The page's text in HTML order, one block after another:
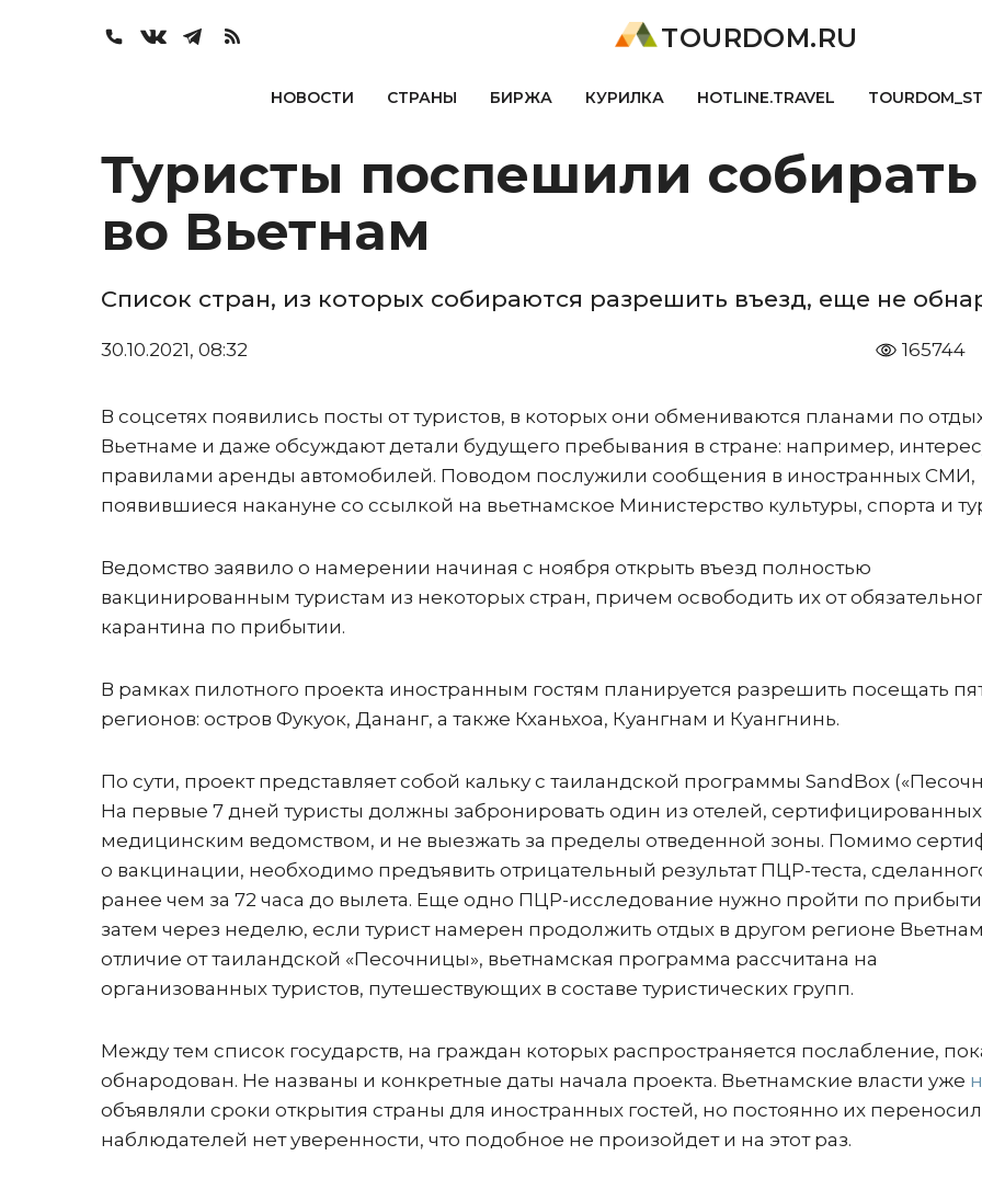
TOURDOM.RU
НОВОСТИ СТРАНЫ БИРЖА КУРИЛКА HOTLINE.TRAVEL
Туристы поспешили
во Вьетнам
Список стран, из которых собираются разрешить въезд, еще не
30.10.2021, 08:32 165744
В соцсетях появились посты от туристов, в которых они обмениваются планами по
Вьетнаме и даже обсуждают детали будущего пребывания в стране: например,
правилами аренды автомобилей. Поводом послужили сообщения в иностранных СМИ,
появившиеся накануне со ссылкой на вьетнамское Министерство культуры, спорта и
Ведомство заявило о намерении начиная с ноября открыть въезд полностью
вакцинированным туристам из некоторых стран, причем освободить их от
карантина по прибытии.
В рамках пилотного проекта иностранным гостям планируется разрешить посещать
регионов: остров Фукуок, Дананг, а также Кханьхоа, Куангнам и Куангнинь.
По сути, проект представляет собой кальку с таиландской программы SandBox
На первые 7 дней туристы должны забронировать один из отелей, сертифицированных
медицинским ведомством, и не выезжать за пределы отведенной зоны. Помимо
о вакцинации, необходимо предъявить отрицательный результат ПЦР-теста,
ранее чем за 72 часа до вылета. Еще одно ПЦР-исследование нужно пройти по
затем через неделю, если турист намерен продолжить отдых в другом регионе
отличие от таиландской «Песочницы», вьетнамская программа рассчитана на
организованных туристов, путешествующих в составе туристических групп.
Между тем список государств, на граждан которых распространяется послабление,
обнародован. Не названы и конкретные даты начала проекта. Вьетнамские власти уже
объявляли сроки открытия страны для иностранных гостей, но постоянно их
наблюдателей нет уверенности, что подобное не произойдет и на этот раз.